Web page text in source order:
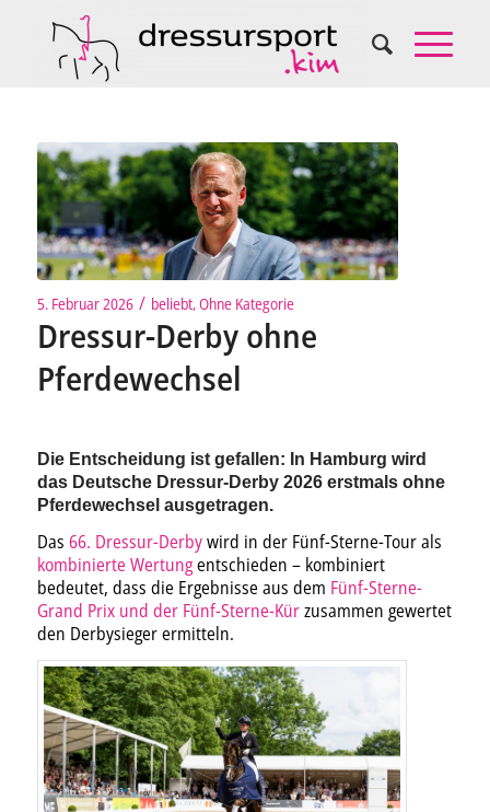
5. Februar 2026 / beliebt,Ohne Kategorie
Dressur-Derby ohne
Pferdewechsel
Die Entscheidung ist gefallen: In Hamburg wird
das Deutsche Dressur-Derby 2026 erstmals ohne
Pferdewechsel ausgetragen.
Das 66. Dressur-Derbywird in der Fünf-Sterne-Tour als
kombinierte Wertungentschieden – kombiniert
bedeutet, dass die Ergebnisse aus dem Fünf-Sterne-
Grand Prix und der Fünf-Sterne-Kürzusammen gewertet
den Derbysieger ermitteln.